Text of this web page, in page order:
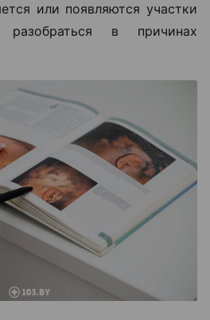
или появляются участки
разобраться в причинах